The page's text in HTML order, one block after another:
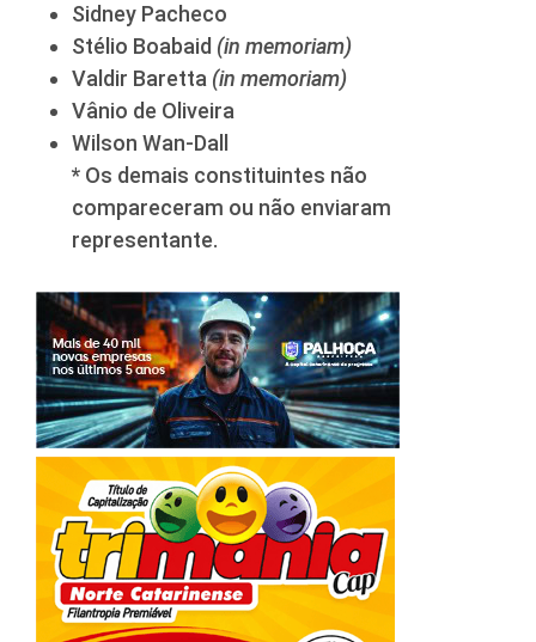
Sidney Pacheco
Stélio Boabaid (in memoriam)
Valdir Baretta (in memoriam)
Vânio de Oliveira
Wilson Wan-Dall
* Os demais constituintes não
compareceram ou não enviaram
representante.